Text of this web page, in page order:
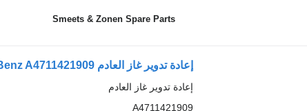
Smeets & Zonen Spare Parts
إعادة تدوير غاز العادم Mercedes-Benz A4711421909 لـ الشاحنات Mercedes-Benz Actros MP 4
إعادة تدوير غاز العادم
A4711421909